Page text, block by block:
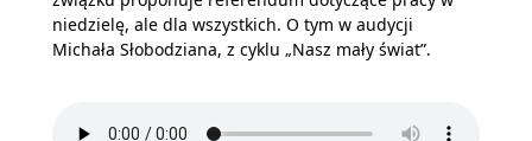
niedzielę, ale dla wszystkich. O tym w audycji
Michała Słobodziana, z cyklu „Nasz mały świat”.